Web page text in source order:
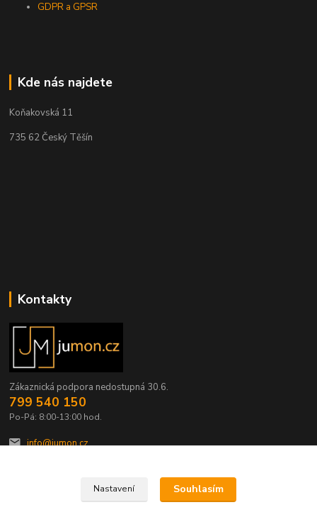
GDPR a GPSR
Kde nás najdete
Koňakovská 11
735 62 Český Těšín
Kontakty
Zákaznická podpora nedostupná 30.6.
799 540 150
Po-Pá: 8:00-13:00 hod.
info@jumon.cz
Nastavení Souhlasím